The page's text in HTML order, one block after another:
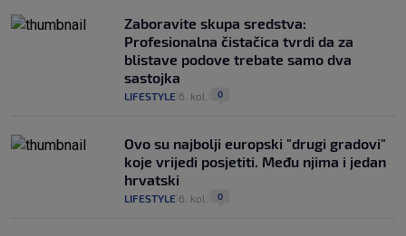
Zaboravite skupa sredstva:
Profesionalna čistačica tvrdi da za
blistave podove trebate samo dva
sastojka
LIFESTYLE 6. kol. 0
Ovo su najbolji europski "drugi gradovi"
koje vrijedi posjetiti. Među njima i jedan
hrvatski
LIFESTYLE 6. kol. 0